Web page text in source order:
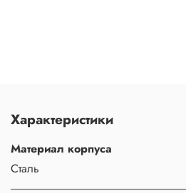
Характеристики
Материал корпуса
Сталь